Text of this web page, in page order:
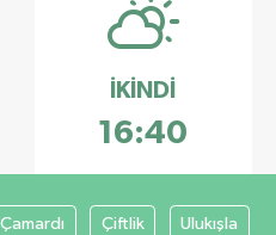
İKINDI
16:40
Çamardı Çiftlik Ulukışla